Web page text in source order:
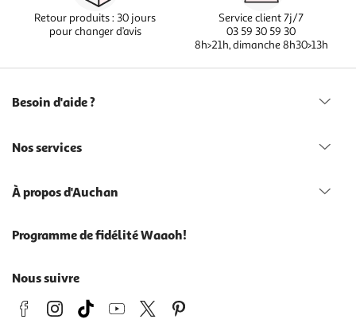
Retour produits : 30 jours
pour changer d’avis
Service client 7j/7
03 59 30 59 30
8h>21h, dimanche 8h30>13h
Besoin d'aide ?
Nos services
À propos d'Auchan
Programme de fidélité Waaoh!
Nous suivre